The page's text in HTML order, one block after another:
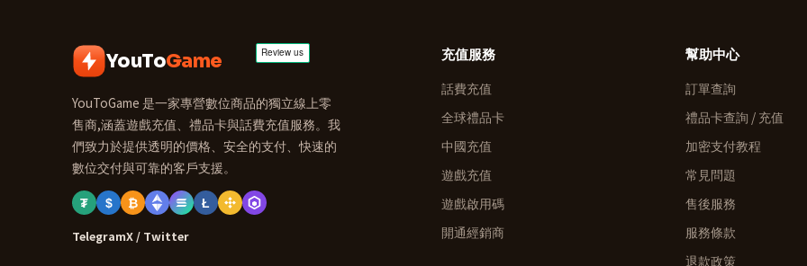
YouToGame
YouToGame 是一家專營數位商品的獨立線上零
售商,涵蓋遊戲充值、禮品卡與話費充值服務。我
們致力於提供透明的價格、安全的支付、快速的
數位交付與可靠的客戶支援。
₮ $ ₿ Ł
TelegramX / Twitter
充值服務
話費充值
全球禮品卡
中國充值
遊戲充值
遊戲啟用碼
開通經銷商
幫助中心
訂單查詢
禮品卡查詢 / 充值
加密支付教程
常見問題
售後服務
服務條款
退款政策